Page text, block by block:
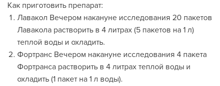
Как приготовить препарат:
Лавакол Вечером накануне исследования 20 пакетов
Лавакола растворить в 4 литрах (5 пакетов на 1 л)
теплой воды и охладить.
Фортранс Вечером накануне исследования 4 пакета
Фортранса растворить в 4 литрах теплой воды и
охладить (1 пакет на 1 л воды).